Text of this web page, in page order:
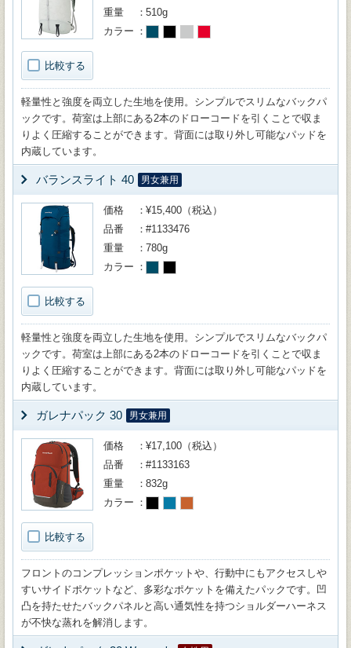
比較する
重量
510g
カラー
軽量性と強度を両立した生地を使用。シンプルでスリムなバックパ
ックです。荷室は上部にある2本のドローコードを引くことで収ま
りよく圧縮することができます。背面には取り外し可能なパッドを
内蔵しています。
バランスライト 40 男女兼用
比較する
価格
¥15,400（税込）
品番
#1133476
重量
780g
カラー
軽量性と強度を両立した生地を使用。シンプルでスリムなバックパ
ックです。荷室は上部にある2本のドローコードを引くことで収ま
りよく圧縮することができます。背面には取り外し可能なパッドを
内蔵しています。
ガレナパック 30 男女兼用
比較する
価格
¥17,100（税込）
品番
#1133163
重量
832g
カラー
フロントのコンプレッションポケットや、行動中にもアクセスしや
すいサイドポケットなど、多彩なポケットを備えたパックです。凹
凸を持たせたバックパネルと高い通気性を持つショルダーハーネス
が不快な蒸れを解消します。